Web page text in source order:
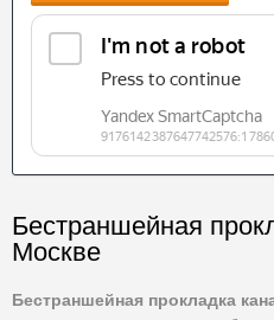
Бестраншейная
Москве
Бестраншейная прокладка